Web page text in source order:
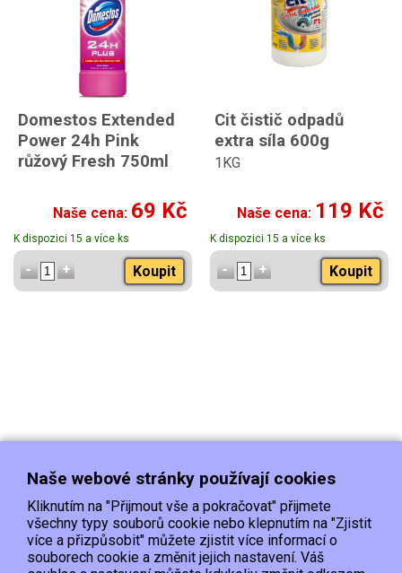
Domestos Extended
Power 24h Pink
růžový Fresh 750ml
Naše cena: 69 Kč
K dispozici 15 a více ks
Koupit
Cit čistič odpadů
extra síla 600g
1KG
Naše cena: 119 Kč
K dispozici 15 a více ks
Koupit
Doprava Platba Kontakt/Reklamace
Naše webové stránky používají cookies
Kliknutím na "Přijmout vše a pokračovat" přijmete
všechny typy souborů cookie nebo klepnutím na "Zjistit
více a přizpůsobit" můžete zjistit více informací o
souborech cookie a změnit jejich nastavení. Váš